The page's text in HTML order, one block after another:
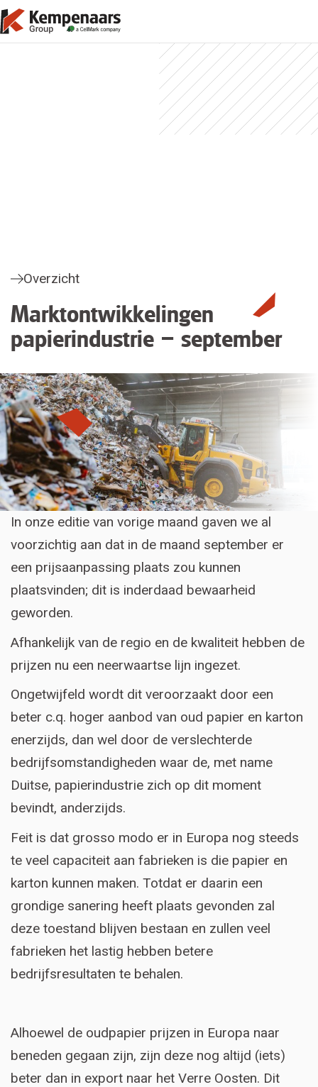
Overzicht
Marktontwikkelingen
papierindustrie – september
In onze editie van vorige maand gaven we al
voorzichtig aan dat in de maand september er
een prijsaanpassing plaats zou kunnen
plaatsvinden; dit is inderdaad bewaarheid
geworden.
Afhankelijk van de regio en de kwaliteit hebben de
prijzen nu een neerwaartse lijn ingezet.
Ongetwijfeld wordt dit veroorzaakt door een
beter c.q. hoger aanbod van oud papier en karton
enerzijds, dan wel door de verslechterde
bedrijfsomstandigheden waar de, met name
Duitse, papierindustrie zich op dit moment
bevindt, anderzijds.
Feit is dat grosso modo er in Europa nog steeds
te veel capaciteit aan fabrieken is die papier en
karton kunnen maken. Totdat er daarin een
grondige sanering heeft plaats gevonden zal
deze toestand blijven bestaan en zullen veel
fabrieken het lastig hebben betere
bedrijfsresultaten te behalen.
Alhoewel de oudpapier prijzen in Europa naar
beneden gegaan zijn, zijn deze nog altijd (iets)
beter dan in export naar het Verre Oosten. Dit